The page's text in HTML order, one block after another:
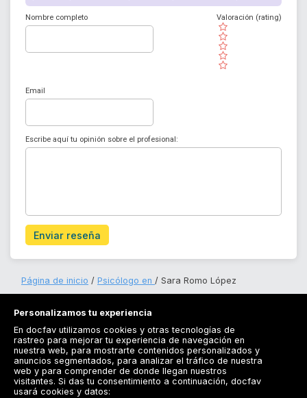
Nombre completo
( )
( )
( )
( )
( )
Valoración (rating)
Email
Escribe aquí tu opinión sobre el profesional:
Enviar reseña
Página de inicio Psicólogo en Sara Romo López
Registrarse
Docfav
Personalizamos tu experiencia
En docfav utilizamos cookies y otras tecnologías de
rastreo para mejorar tu experiencia de navegación en
nuestra web, para mostrarte contenidos personalizados y
anuncios segmentados, para analizar el tráfico de nuestra
web y para comprender de donde llegan nuestros
visitantes. Si das tu consentimiento a continuación, docfav
usará cookies y datos: